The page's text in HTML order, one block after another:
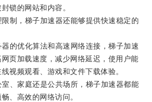
锁的网站和内容。
，梯子加速器还能够提供快速稳定的
优化算法和高速网络连接，梯子加速
页加载速度，减少网络延迟，使用户能
视频观看、游戏和文件下载体验。
家庭还是公共场所，梯子加速器都能
、高效的网络访问。